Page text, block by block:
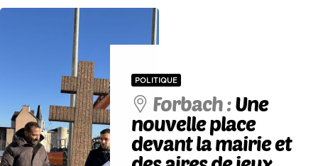
POLITIQUE
Forbach :Une
nouvelle place
devant la mairie et